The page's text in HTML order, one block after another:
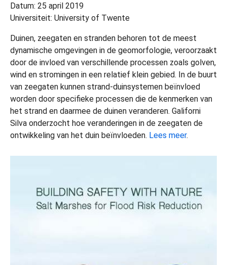
Datum: 25 april 2019
Universiteit: University of Twente
Duinen, zeegaten en stranden behoren tot de meest
dynamische omgevingen in de geomorfologie, veroorzaakt
door de invloed van verschillende processen zoals golven,
wind en stromingen in een relatief klein gebied. In de buurt
van zeegaten kunnen strand-duinsystemen beïnvloed
worden door specifieke processen die de kenmerken van
het strand en daarmee de duinen veranderen. Galiforni
Silva onderzocht hoe veranderingen in de zeegaten de
ontwikkeling van het duin beïnvloeden. Lees meer.